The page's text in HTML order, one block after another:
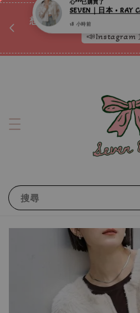
想訂製屬於自己的『水晶
📣Instagram
搜尋